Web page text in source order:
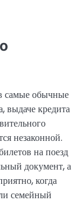
самые обычные
выдаче кредита
незаконной.
на поезд
документ, а
когда
семейный